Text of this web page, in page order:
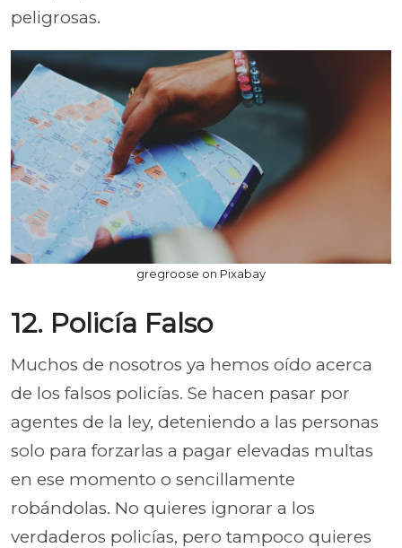
peligrosas.
gregroose on Pixabay
12. Policía Falso
Muchos de nosotros ya hemos oído acerca
de los falsos policías. Se hacen pasar por
agentes de la ley, deteniendo a las personas
solo para forzarlas a pagar elevadas multas
en ese momento o sencillamente
robándolas. No quieres ignorar a los
verdaderos policías, pero tampoco quieres